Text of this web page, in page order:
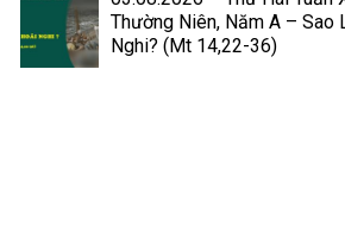
Thường Niên, Năm A – Sao
Nghi? (Mt 14,22-36)